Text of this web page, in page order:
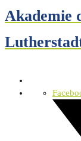
Akademie